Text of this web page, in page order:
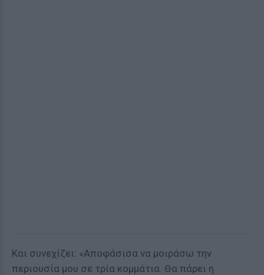
Και συνεχίζει: «Αποφάσισα να μοιράσω την
περιουσία μου σε τρία κομμάτια. Θα πάρει η